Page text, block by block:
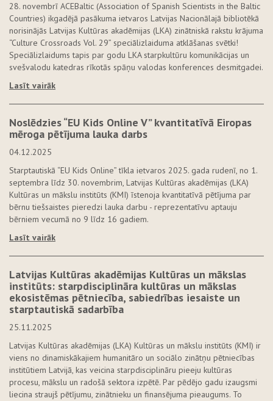
28. novembrī ACEBaltic (Association of Spanish Scientists in the Baltic
Countries) ikgadējā pasākuma ietvaros Latvijas Nacionālajā bibliotēkā
norisinājās Latvijas Kultūras akadēmijas (LKA) zinātniskā rakstu krājuma
“Culture Crossroads Vol. 29” speciālizlaiduma atklāšanas svētki!
Speciālizlaidums tapis par godu LKA starpkultūru komunikācijas un
svešvalodu katedras rīkotās spāņu valodas konferences desmitgadei.
Lasīt vairāk
Noslēdzies “EU Kids Online V” kvantitatīvā Eiropas
mēroga pētījuma lauka darbs
04.12.2025
Starptautiskā “EU Kids Online” tīkla ietvaros 2025. gada rudenī, no 1.
septembra līdz 30. novembrim, Latvijas Kultūras akadēmijas (LKA)
Kultūras un mākslu institūts (KMI) īstenoja kvantitatīvā pētījuma par
bērnu tiešsaistes pieredzi lauka darbu - reprezentatīvu aptauju
bērniem vecumā no 9 līdz 16 gadiem.
Lasīt vairāk
Latvijas Kultūras akadēmijas Kultūras un mākslas
institūts: starpdisciplināra kultūras un mākslas
ekosistēmas pētniecība, sabiedrības iesaiste un
starptautiskā sadarbība
25.11.2025
Latvijas Kultūras akadēmijas (LKA) Kultūras un mākslu institūts (KMI) ir
viens no dinamiskākajiem humanitāro un sociālo zinātņu pētniecības
institūtiem Latvijā, kas veicina starpdisciplināru pieeju kultūras
procesu, mākslu un radošā sektora izpētē. Par pēdējo gadu izaugsmi
liecina straujš pētījumu, zinātnieku un finansējuma pieaugums. To